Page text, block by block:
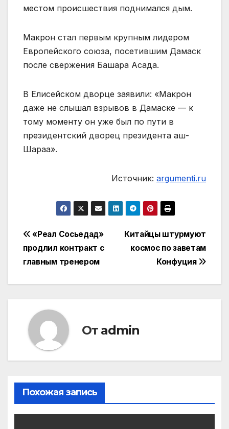
местом происшествия поднимался дым.
Макрон стал первым крупным лидером
Европейского союза, посетившим Дамаск
после свержения Башара Асада.
В Елисейском дворце заявили: «Макрон
даже не слышал взрывов в Дамаске — к
тому моменту он уже был по пути в
президентский дворец президента аш-
Шараа».
Источник: argumenti.ru
Навигация
по
записям
Китайцы штурмуют
космос по заветам
Конфуция
«Реал Сосьедад»
продлил контракт с
главным тренером
От admin
Похожая запись